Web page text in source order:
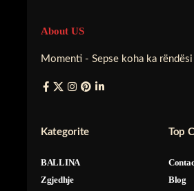
About US
Momenti - Sepse koha ka rëndësi
Kategorite
BALLINA
Zgjedhje
Top
Blog